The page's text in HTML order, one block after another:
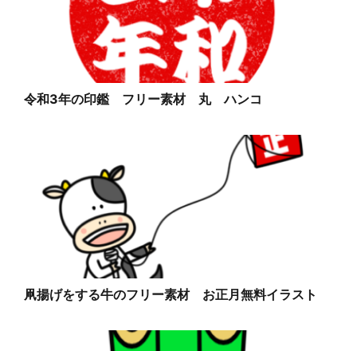
令和3年の印鑑 フリー素材 丸 ハンコ
凧揚げをする牛のフリー素材 お正月無料イラスト